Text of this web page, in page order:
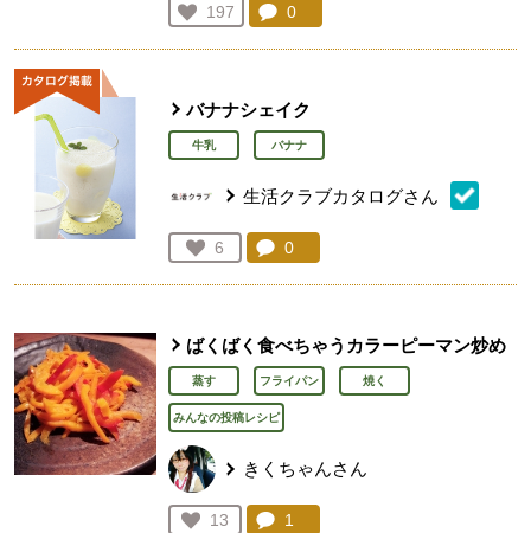
お気に入り登録：
197
人が登録
コメント：
0
バナナシェイク
牛乳 バナナ
生活クラブカタログさん
お気に入り登録：
6
人が登録
コメント：
0
ばくばく食べちゃうカラーピーマン炒め
蒸す フライパン 焼く
みんなの投稿レシピ
きくちゃんさん
お気に入り登録：
13
コメント：
1